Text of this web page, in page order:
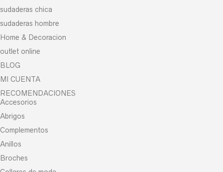
sudaderas chica
sudaderas hombre
Home & Decoracion
outlet online
BLOG
MI CUENTA
RECOMENDACIONES
Accesorios
Abrigos
Complementos
Anillos
Broches